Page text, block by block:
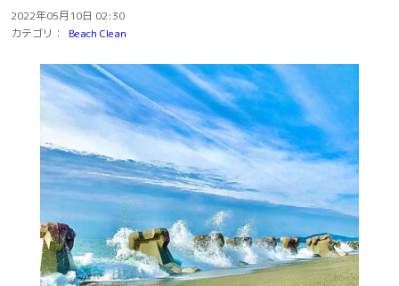
2022年05月10日 02:30
カテゴリ：
Beach Clean